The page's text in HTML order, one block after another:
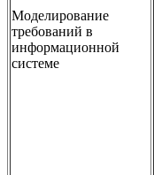
Моделирование
требований в
информационной
системе